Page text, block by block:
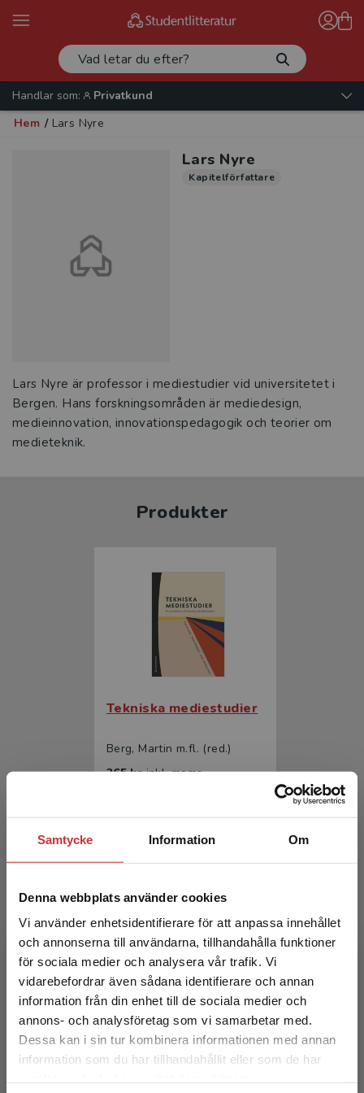
Samtycke Information Om
Denna webbplats använder cookies
Vi använder enhetsidentifierare för att anpassa innehållet
och annonserna till användarna, tillhandahålla funktioner
för sociala medier och analysera vår trafik. Vi
vidarebefordrar även sådana identifierare och annan
information från din enhet till de sociala medier och
annons- och analysföretag som vi samarbetar med.
Dessa kan i sin tur kombinera informationen med annan
information som du har tillhandahållit eller som de har
Begränsad fraktregion
Det verkar som att du besöker
studentlitteratur.se via en enhet utanför Sverige.
Handlar som:
Privatkund
Hem / Lars Nyre
Lars Nyre
Kapitelförfattare
Lars Nyre är professor i mediestudier vid universitetet i
Bergen. Hans forskningsområden är mediedesign,
medieinnovation, innovationspedagogik och teorier om
medieteknik.
Produkter
Tekniska mediestudier
Berg, Martin m.fl. (red.)
365 krinkl. moms
Tekniska mediestudier
226 krinkl. moms
Exkl. moms: 213 kr